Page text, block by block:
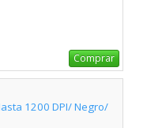
Comprar
1200 DPI/ Negro/